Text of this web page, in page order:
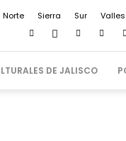
Norte Sierra Sur Valles
DE JALISCO